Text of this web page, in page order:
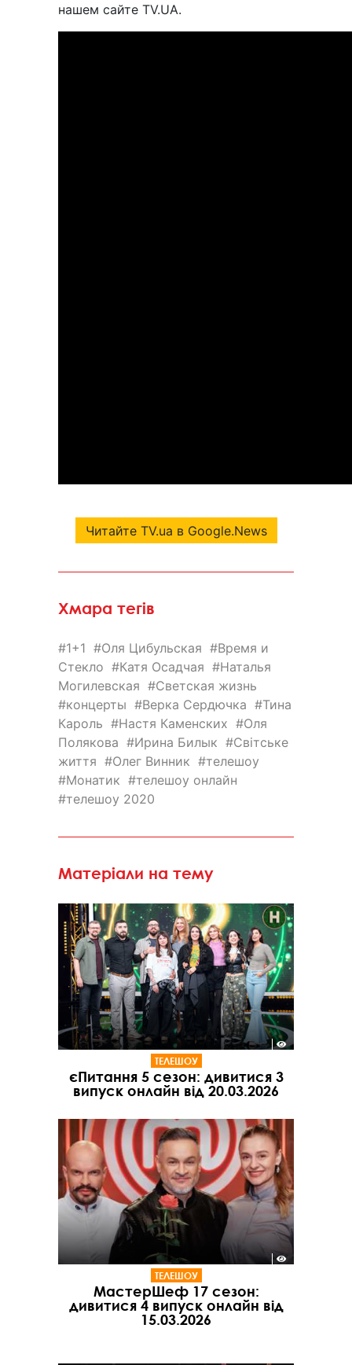
нашем сайте TV.UA.
Читайте TV.ua в Google.News
Хмара тегів
1+1 Оля Цибульская
Время и
Стекло
Катя Осадчая
Наталья
Могилевская
Светская жизнь
концерты
Верка Сердючка
Тина
Кароль
Настя Каменских
Оля
Полякова
Ирина Билык
Свiтське
життя
Олег Винник
телешоу
Монатик
телешоу онлайн
телешоу 2020
Матеріали на тему
ТЕЛЕШОУ
єПитання 5 сезон: дивитися 3
випуск онлайн від 20.03.2026
ТЕЛЕШОУ
МастерШеф 17 сезон:
дивитися 4 випуск онлайн від
15.03.2026